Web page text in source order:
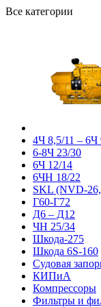
Все категории
4Ч 8,5/11 – 6Ч
6-8Ч 23/30
6Ч 12/14
6ЧН 18/22
SKL (NVD-
Г60-Г72
Д6 – Д12
ЧН 25/34
Шкода-275
Шкода 6S-160
Судовая
КИПиА
Компрессоры
Фильтры и